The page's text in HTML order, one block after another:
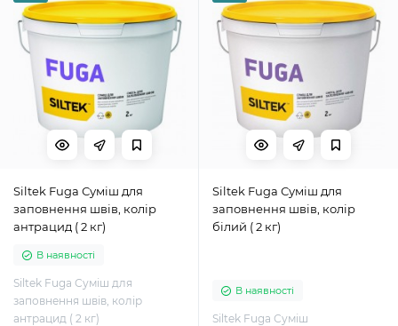
Siltek Fuga Суміш для
заповнення швів, колір
антрацид ( 2 кг)
В наявності
Siltek Fuga Суміш для
заповнення швів, колір
антрацид ( 2 кг)
Siltek Fuga Суміш для
заповнення швів, колір
білий ( 2 кг)
В наявності
Siltek Fuga Суміш